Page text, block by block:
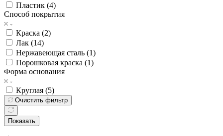
Пластик (4)
Способ покрытия
Краска (2)
Лак (14)
Нержавеющая сталь (1)
Порошковая краска (1)
Форма основания
Круглая (5)
Очистить фильтр
Показать